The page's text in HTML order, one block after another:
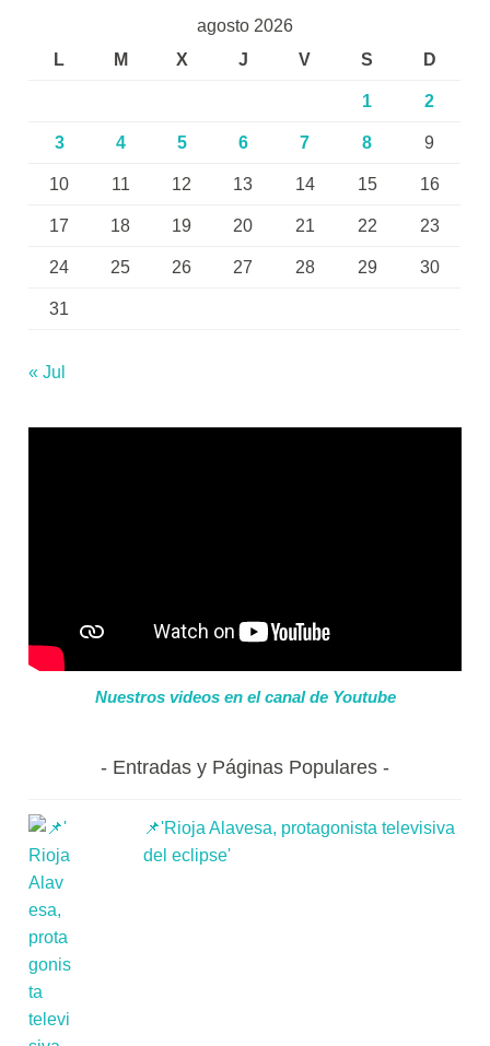
agosto 2026
L
M X J V S D
1 2
3 4 5 6 7 8 9
10 11 12 13 14 15 16
17 18 19 20 21 22 23
24 25 26 27 28 29 30
31
« Jul
Nuestros videos en el canal de Youtube
Entradas y Páginas Populares
📌'Rioja Alavesa, protagonista televisiva
del eclipse'